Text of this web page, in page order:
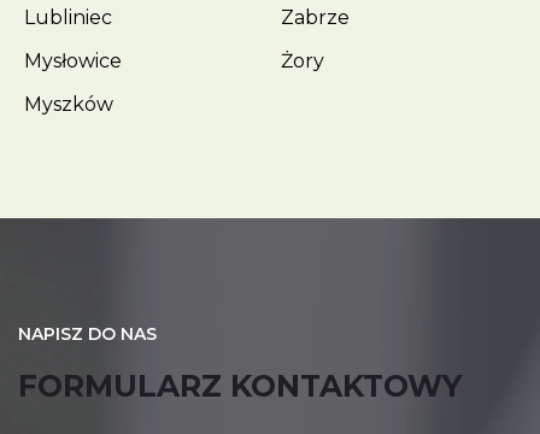
Lubliniec
Mysłowice
Myszków
Zabrze
Żory
NAPISZ DO NAS
FORMULARZ KONTAKTOWY